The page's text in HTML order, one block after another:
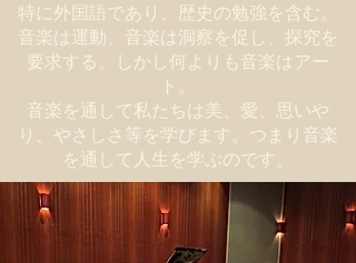
特に外国語であり、歴史の勉強を含む。
音楽は運動、音楽は洞察を促し、探究を
要求する。しかし何よりも音楽はアー
ト。
音楽を通して私たちは美、愛、思いや
り、やさしさ等を学びます。つまり音楽
を通して人生を学ぶのです。